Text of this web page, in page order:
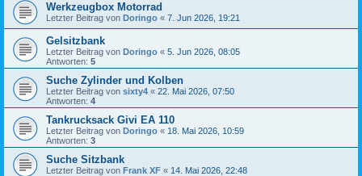
Werkzeugbox Motorrad
Letzter Beitrag von Doringo « 7. Jun 2026, 19:21
Gelsitzbank
Letzter Beitrag von Doringo « 5. Jun 2026, 08:05
Antworten: 5
Suche Zylinder und Kolben
Letzter Beitrag von sixty4 « 22. Mai 2026, 07:50
Antworten: 4
Tankrucksack Givi EA 110
Letzter Beitrag von Doringo « 18. Mai 2026, 10:59
Antworten: 3
Suche Sitzbank
Letzter Beitrag von Frank XF « 14. Mai 2026, 22:48